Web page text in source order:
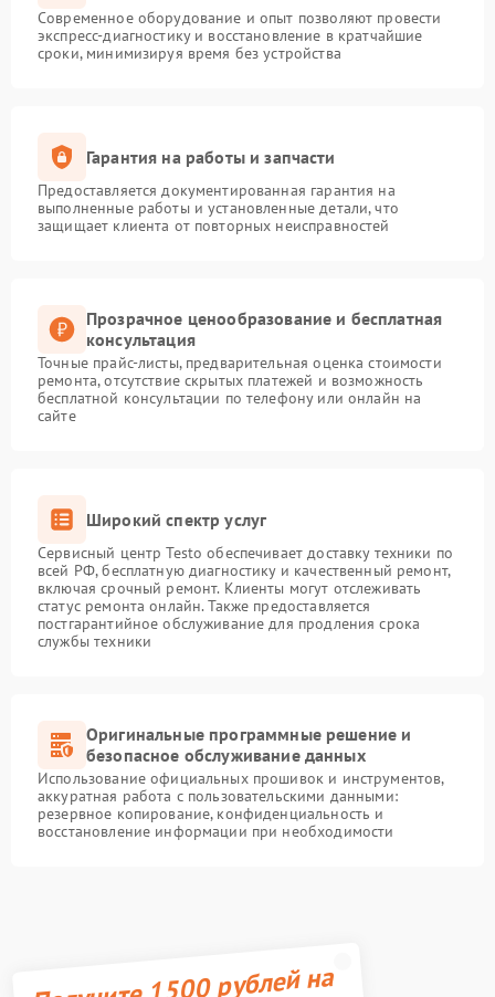
Современное оборудование и опыт позволяют провести
экспресс-диагностику и восстановление в кратчайшие
сроки, минимизируя время без устройства
Гарантия на работы и запчасти
Предоставляется документированная гарантия на
выполненные работы и установленные детали, что
защищает клиента от повторных неисправностей
Прозрачное ценообразование и бесплатная
консультация
Точные прайс-листы, предварительная оценка стоимости
ремонта, отсутствие скрытых платежей и возможность
бесплатной консультации по телефону или онлайн на
сайте
Широкий спектр услуг
Сервисный центр Testo обеспечивает доставку техники по
всей РФ, бесплатную диагностику и качественный ремонт,
включая срочный ремонт. Клиенты могут отслеживать
статус ремонта онлайн. Также предоставляется
постгарантийное обслуживание для продления срока
службы техники
Оригинальные программные решение и
безопасное обслуживание данных
Использование официальных прошивок и инструментов,
аккуратная работа с пользовательскими данными:
резервное копирование, конфиденциальность и
восстановление информации при необходимости